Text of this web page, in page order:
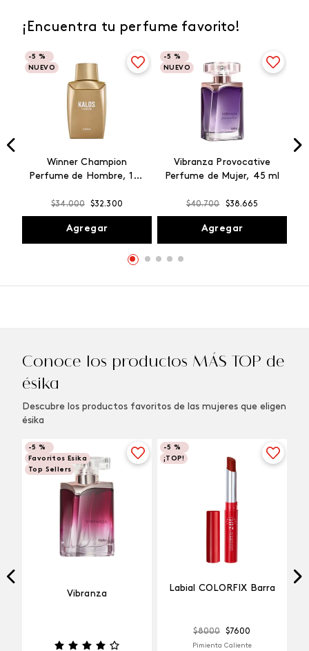
¡Encuentra tu perfume favorito!
-5 %
NUEVO
Winner Champion
Perfume de Hombre, 100
$34.000 $32.300
Agregar
-5 %
NUEVO
Vibranza Provocative
Perfume de Mujer, 45 ml
$40.700 $38.665
Agregar
Conoce los productos MÁS TOP de
ésika
Descubre los productos favoritos de las mujeres que eligen
ésika
-5 %
Favoritos Esika
Top Sellers
Vibranza
-5 %
¡TOP!
Labial COLORFIX Barra
$8000 $7600
Pimienta Caliente